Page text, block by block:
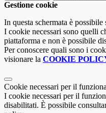
Gestione cookie
In questa schermata è
I cookie necessari sono quelli
piattaforma e non è possibile
Per conoscere quali sono i
visionare la COOKIE
Cookie necessari per il
I cookie necessari per il
disabilitati. È possibile